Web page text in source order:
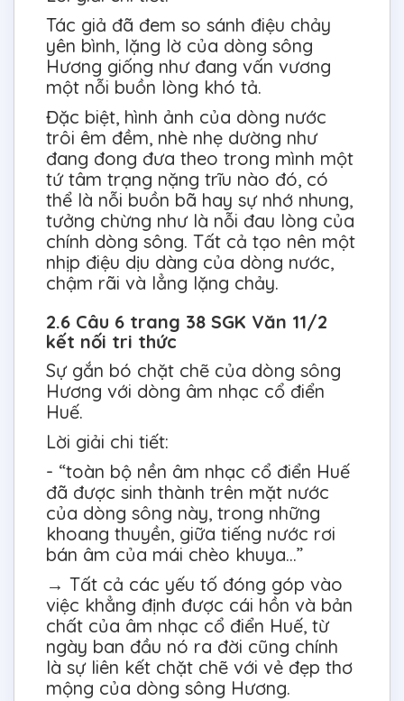
Tác giả đã đem so sánh điệu chảy
yên bình, lặng lờ của dòng sông
Hương giống như đang vấn vương
một nỗi buồn lòng khó tả.
Đặc biệt, hình ảnh của dòng nước
trôi êm đềm, nhè nhẹ dường như
đang đong đưa theo trong mình một
tứ tâm trạng nặng trĩu nào đó, có
thể là nỗi buồn bã hay sự nhớ nhung,
tưởng chừng như là nỗi đau lòng của
chính dòng sông. Tất cả tạo nên một
nhịp điệu dịu dàng của dòng nước,
chậm rãi và lẳng lặng chảy.
2.6 Câu 6 trang 38 SGK Văn 11/2
kết nối tri thức
Sự gắn bó chặt chẽ của dòng sông
Hương với dòng âm nhạc cổ điển
Huế.
Lời giải chi tiết:
- “toàn bộ nền âm nhạc cổ điển Huế
đã được sinh thành trên mặt nước
của dòng sông này, trong những
khoang thuyền, giữa tiếng nước rơi
bán âm của mái chèo khuya…”
→ Tất cả các yếu tố đóng góp vào
việc khẳng định được cái hồn và bản
chất của âm nhạc cổ điển Huế, từ
ngày ban đầu nó ra đời cũng chính
là sự liên kết chặt chẽ với vẻ đẹp thơ
mộng của dòng sông Hương.